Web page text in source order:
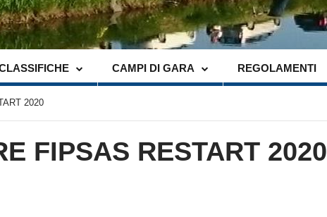
CAMPI DI GARA REGOLAMENTI
2020
FIPSAS RESTART 2020